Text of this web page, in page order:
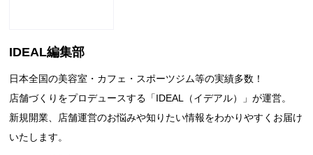
IDEAL編集部
日本全国の美容室・カフェ・スポーツジム等の実績多数！
店舗づくりをプロデュースする「IDEAL（イデアル）」が運営。
新規開業、店舗運営のお悩みや知りたい情報をわかりやすくお届け
いたします。